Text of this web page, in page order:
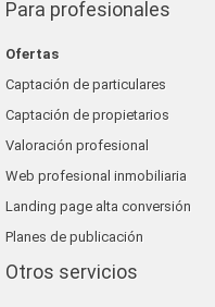
Para profesionales
Ofertas
Captación de particulares
Captación de propietarios
Valoración profesional
Web profesional inmobiliaria
Landing page alta conversión
Planes de publicación
Otros servicios